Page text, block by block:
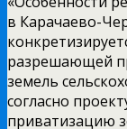
в Карачаево-
разрешающей
земель
согласно
приватизацию